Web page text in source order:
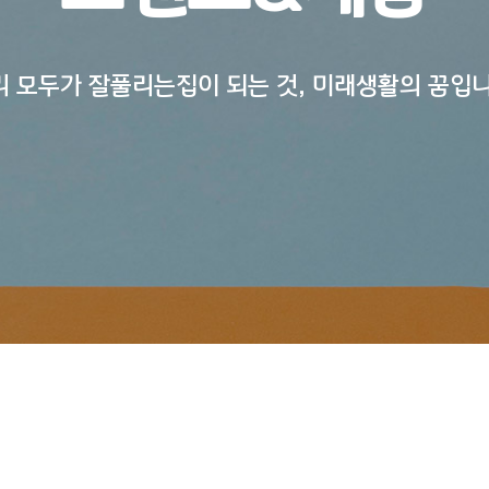
모두가 잘풀리는집이 되는 것, 미래생활의 꿈입